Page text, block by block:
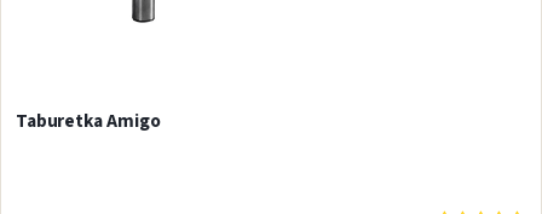
Taburetka Amigo